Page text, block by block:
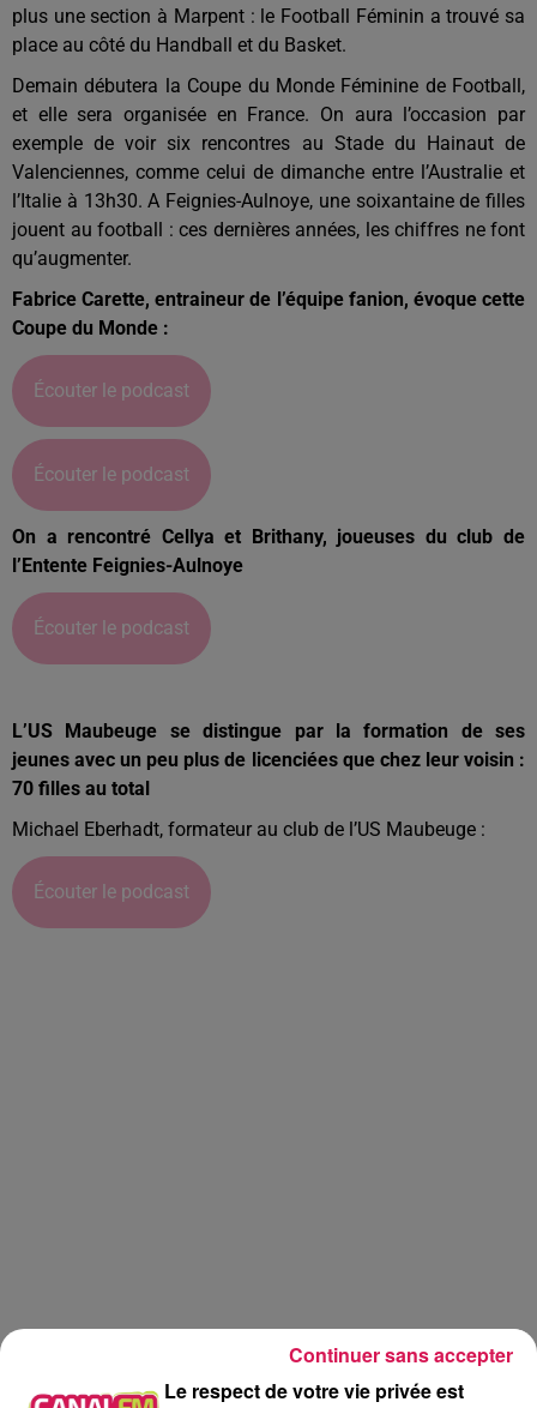
plus une section à Marpent : le Football Féminin a trouvé sa
place au côté du Handball et du Basket.
Demain débutera la Coupe du Monde Féminine de Football,
et elle sera organisée en France. On aura l’occasion par
exemple de voir six rencontres au Stade du Hainaut de
Valenciennes, comme celui de dimanche entre l’Australie et
l’Italie à 13h30. A Feignies-Aulnoye, une soixantaine de filles
jouent au football : ces dernières années, les chiffres ne font
qu’augmenter.
Fabrice Carette, entraineur de l’équipe fanion, évoque cette
Coupe du Monde :
Écouter le podcast
Écouter le podcast
On a rencontré Cellya et Brithany, joueuses du club de
l’Entente Feignies-Aulnoye
Écouter le podcast
L’US Maubeuge se distingue par la formation de ses
jeunes avec un peu plus de licenciées que chez leur voisin :
70 filles au total
Michael Eberhadt, formateur au club de l’US Maubeuge :
Écouter le podcast
Le respect de votre vie privée est
Continuer sans accepter